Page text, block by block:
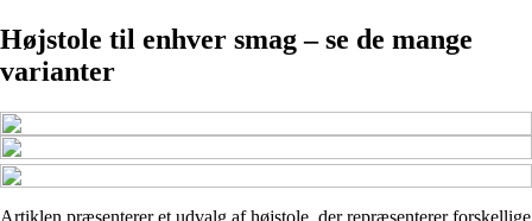
Højstole til enhver smag – se de mange
varianter
Artiklen præsenterer et udvalg af højstole, der repræsenterer forskellige